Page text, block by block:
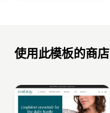
使用此模板的商店